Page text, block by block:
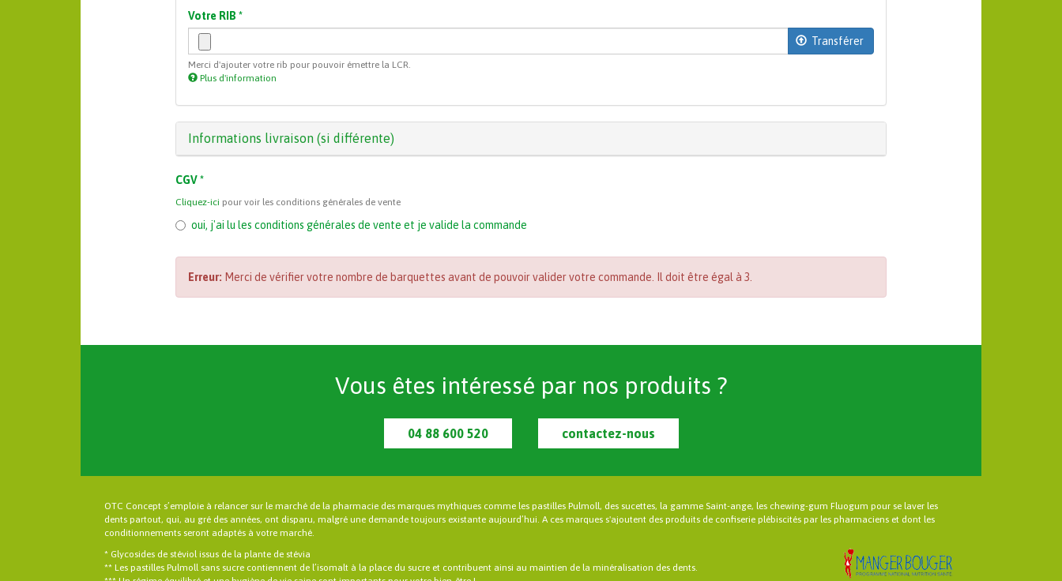
Votre RIB *
Transférer
Merci d'ajouter votre rib pour pouvoir émettre la LCR.
Plus d'information
fichiers
doivent
peser
Extensions
:
jpg
jpeg
png
txt
Masquer
Informations livraison (si différente)
CGV*
Cliquez-ici pour voir les conditions générales de vente
oui, j'ai lu les conditions générales de vente et je valide la commande
Erreur: Merci de vérifier votre nombre de barquettes avant de pouvoir valider votre commande. Il doit être égal à 3.
Vous êtes intéressé par nos produits ?
04 88 600 520 contactez-nous
OTC Concept s’emploie à relancer sur le marché de la pharmacie des marques mythiques comme les pastilles Pulmoll, des sucettes, la gamme Saint-ange, les chewing-gum Fluogum pour se laver les
dents partout, qui, au gré des années, ont disparu, malgré une demande toujours existante aujourd’hui. A ces marques s'ajoutent des produits de confiserie plébiscités par les pharmaciens et dont les
conditionnements seront adaptés à votre marché.
* Glycosides de stéviol issus de la plante de stévia
** Les pastilles Pulmoll sans sucre contiennent de l’isomalt à la place du sucre et contribuent ainsi au maintien de la minéralisation des dents.